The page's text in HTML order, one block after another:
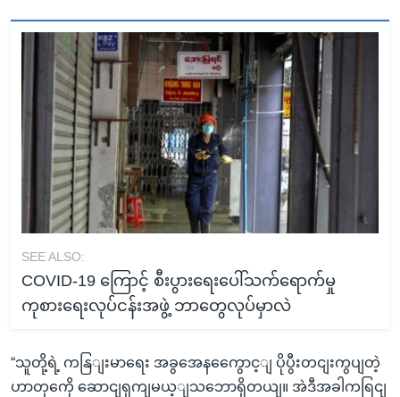
SEE ALSO:
COVID-19 ကြောင့် စီးပွားရေးပေါ်သက်ရောက်မှု
ကုစားရေးလုပ်ငန်းအဖွဲ့ ဘာတွေလုပ်မှာလဲ
“သူတို့ရဲ့ ကနြျးမာရေး အခွအေနကွေောင့ျ ပိုပွီးတငျးကွပျတဲ့
ဟာတှကေို ဆောငျရှကျမယ့ျသဘောရှိတယျ။ အဲဒီအခါကရြငျ